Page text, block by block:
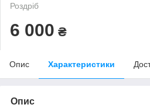
Роздріб
6 000 ₴
Опис Характеристики
Опис